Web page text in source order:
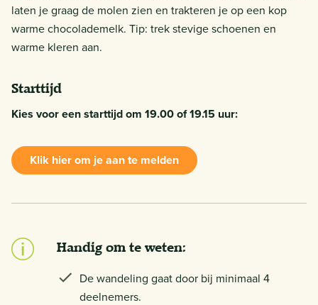
laten je graag de molen zien en trakteren je op een kop
warme chocolademelk. Tip: trek stevige schoenen en
warme kleren aan.
Starttijd
Kies voor een starttijd om 19.00 of 19.15 uur:
Klik hier om je aan te melden
Handig om te weten:
De wandeling gaat door bij minimaal 4
deelnemers.